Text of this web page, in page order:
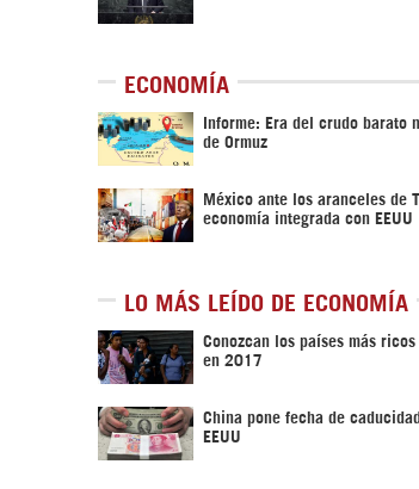
ECONOMÍA
Informe: Era del crudo barato
de Ormuz
México ante los aranceles de
economía integrada con EEUU
LO MÁS LEÍDO DE ECONOMÍA
Conozcan los países más
en 2017
China pone fecha de
EEUU